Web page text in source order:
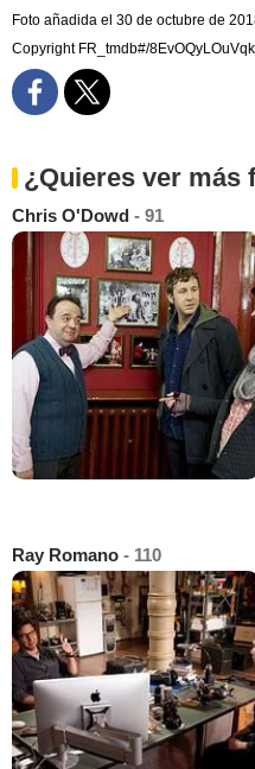
Foto añadida el 30 de octubre de
Copyright FR_tmdb#/
¿Quieres ver más
Chris O'Dowd - 91
Ray Romano - 110